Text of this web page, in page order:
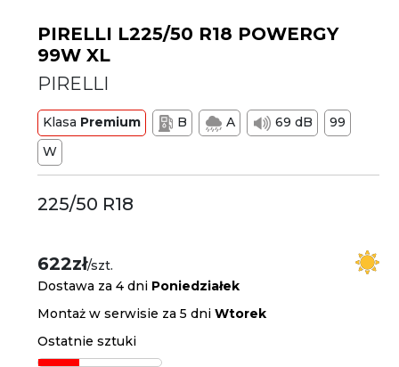
PIRELLI L225/50 R18 POWERGY
99W XL
PIRELLI
Klasa Premium B A 69 dB
99
W
225/50 R18
622zł/szt.
Dostawa za 4 dni Poniedziałek
Montaż w serwisie za 5 dniWtorek
Ostatnie sztuki